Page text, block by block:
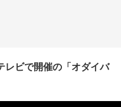
レビで開催の「オダイバ